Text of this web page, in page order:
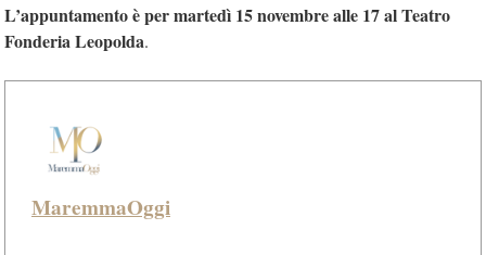
L’appuntamento è per martedì 15 novembre alle 17 al Teatro
Fonderia Leopolda.
MaremmaOggi